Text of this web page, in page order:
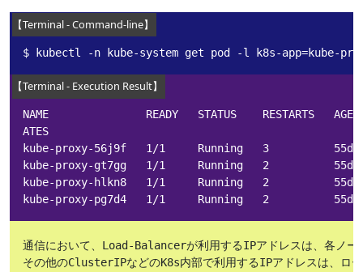
$ kubectl -n kube-system get pod -l k8s-app=kube-
NAME               READY   STATUS    RESTARTS
ATES
kube-proxy-56j9f   1/1     Running   3          55d
kube-proxy-gt7gg   1/1     Running   2          55d
kube-proxy-hlkn8   1/1     Running   2          55d
kube-proxy-pg7d4   1/1     Running   2          55d
通信において、Load-Balancerが利用するIPアドレスは、各ノー
その他のClusterIPなどのK8s内部で利用するIPアドレスは、